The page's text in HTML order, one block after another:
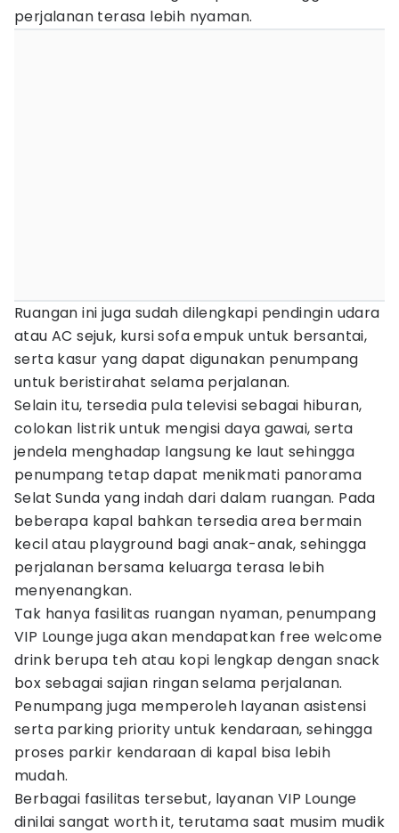
perjalanan terasa lebih nyaman.
Ruangan ini juga sudah dilengkapi pendingin udara
atau AC sejuk, kursi sofa empuk untuk bersantai,
serta kasur yang dapat digunakan penumpang
untuk beristirahat selama perjalanan.
Selain itu, tersedia pula televisi sebagai hiburan,
colokan listrik untuk mengisi daya gawai, serta
jendela menghadap langsung ke laut sehingga
penumpang tetap dapat menikmati panorama
Selat Sunda yang indah dari dalam ruangan. Pada
beberapa kapal bahkan tersedia area bermain
kecil atau playground bagi anak-anak, sehingga
perjalanan bersama keluarga terasa lebih
menyenangkan.
Tak hanya fasilitas ruangan nyaman, penumpang
VIP Lounge juga akan mendapatkan free welcome
drink berupa teh atau kopi lengkap dengan snack
box sebagai sajian ringan selama perjalanan.
Penumpang juga memperoleh layanan asistensi
serta parking priority untuk kendaraan, sehingga
proses parkir kendaraan di kapal bisa lebih
mudah.
Berbagai fasilitas tersebut, layanan VIP Lounge
dinilai sangat worth it, terutama saat musim mudik